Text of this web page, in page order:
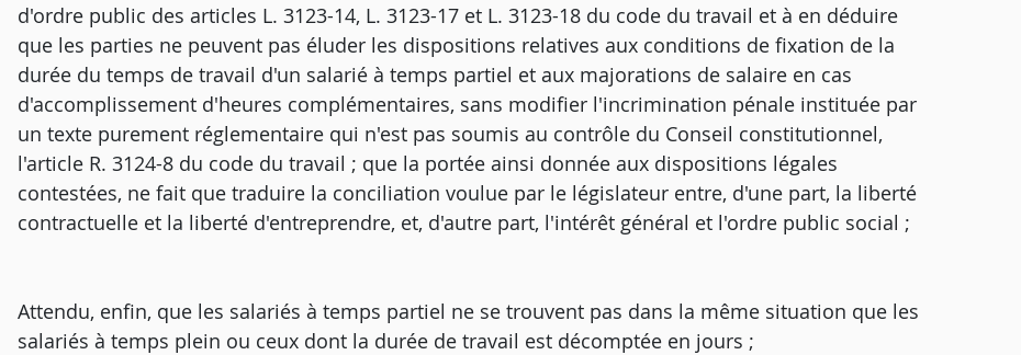
d'ordre public des articles L. 3123-14, L. 3123-17 et L. 3123-18 du code du travail et à en déduire
que les parties ne peuvent pas éluder les dispositions relatives aux conditions de fixation de la
durée du temps de travail d'un salarié à temps partiel et aux majorations de salaire en cas
d'accomplissement d'heures complémentaires, sans modifier l'incrimination pénale instituée par
un texte purement réglementaire qui n'est pas soumis au contrôle du Conseil constitutionnel,
l'article R. 3124-8 du code du travail ; que la portée ainsi donnée aux dispositions légales
contestées, ne fait que traduire la conciliation voulue par le législateur entre, d'une part, la liberté
contractuelle et la liberté d'entreprendre, et, d'autre part, l'intérêt général et l'ordre public social ;
Attendu, enfin, que les salariés à temps partiel ne se trouvent pas dans la même situation que les
salariés à temps plein ou ceux dont la durée de travail est décomptée en jours ;